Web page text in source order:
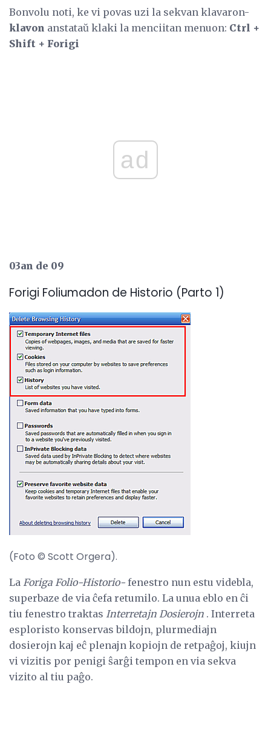
Bonvolu noti, ke vi povas uzi la sekvan klavaron-
klavon anstataŭ klaki la menciitan menuon: Ctrl +
Shift + Forigi
ad
03an de 09
Forigi Foliumadon de Historio (Parto 1)
(Foto © Scott Orgera).
La Foriga Folio-Historio- fenestro nun estu videbla,
superbaze de via ĉefa retumilo. La unua eblo en ĉi
tiu fenestro traktas Interretajn Dosierojn . Interreta
esploristo konservas bildojn, plurmediajn
dosierojn kaj eĉ plenajn kopiojn de retpaĝoj, kiujn
vi vizitis por penigi ŝarĝi tempon en via sekva
vizito al tiu paĝo.